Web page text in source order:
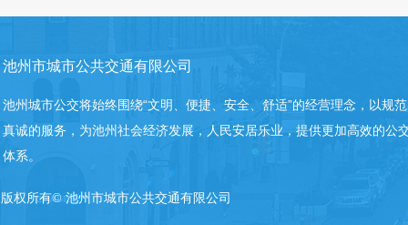
版权所有© 池州市城市公共交通有限公司
池州市城市公共交通有限公司
池州城市公交将始终围绕“文明、便捷、安全、舒适”的经营理念，以规
真诚的服务，为池州社会经济发展，人民安居乐业，提供更加高效的公
体系。